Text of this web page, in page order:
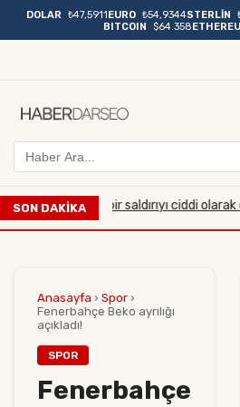
DOLAR ₺47,5911EURO ₺54,9344STERLİN
BITCOIN
$64.358
SON DAKİKA
çaplı bir saldırıyı ciddi olarak
Anasayfa › Spor ›
Fenerbahçe Beko ayrılığı
açıkladı!
SPOR
Fenerbahçe